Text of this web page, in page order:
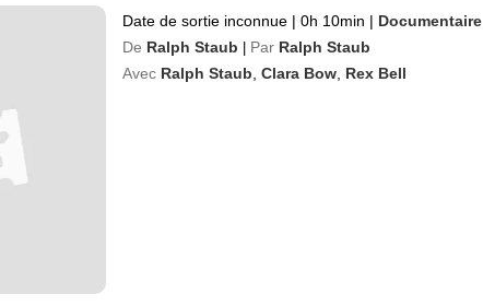
Date de sortie inconnue | 0h 10min | Documentaire
De Ralph Staub Par Ralph Staub
Avec Ralph Staub Clara Bow Rex Bell